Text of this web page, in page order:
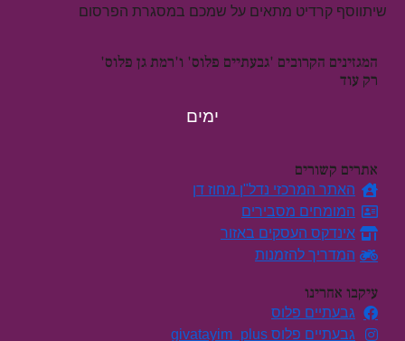
שיתווסף קרדיט מתאים על שמכם במסגרת הפרסום
המגזינים הקרובים 'גבעתיים פלוס' ו'רמת גן פלוס'
רק עוד
ימים
אתרים קשורים
האתר המרכזי נדל"ן מחוז דן
המומחים מסבירים
אינדקס העסקים באזור
המדריך להזמנות
עיקבו אחרינו
גבעתיים פלוס
גבעתיים פלוס givatayim_plus